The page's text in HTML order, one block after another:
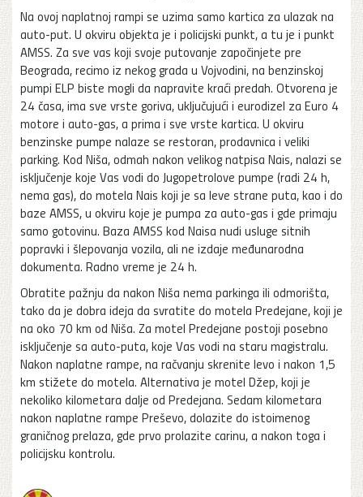
Na ovoj naplatnoj rampi se uzima samo kartica za ulazak na
auto-put. U okviru objekta je i policijski punkt, a tu je i punkt
AMSS. Za sve vas koji svoje putovanje započinjete pre
Beograda, recimo iz nekog grada u Vojvodini, na benzinskoj
pumpi ELP biste mogli da napravite kraći predah. Otvorena je
24 časa, ima sve vrste goriva, uključujući i eurodizel za Euro 4
motore i auto-gas, a prima i sve vrste kartica. U okviru
benzinske pumpe nalaze se restoran, prodavnica i veliki
parking. Kod Niša, odmah nakon velikog natpisa Nais, nalazi se
isključenje koje Vas vodi do Jugopetrolove pumpe (radi 24 h,
nema gas), do motela Nais koji je sa leve strane puta, kao i do
baze AMSS, u okviru koje je pumpa za auto-gas i gde primaju
samo gotovinu. Baza AMSS kod Naisa nudi usluge sitnih
popravki i šlepovanja vozila, ali ne izdaje međunarodna
dokumenta. Radno vreme je 24 h.
Obratite pažnju da nakon Niša nema parkinga ili odmorišta,
tako da je dobra ideja da svratite do motela Predejane, koji je
na oko 70 km od Niša. Za motel Predejane postoji posebno
isključenje sa auto-puta, koje Vas vodi na staru magistralu.
Nakon naplatne rampe, na račvanju skrenite levo i nakon 1,5
km stižete do motela. Alternativa je motel Džep, koji je
nekoliko kilometara dalje od Predejana. Sedam kilometara
nakon naplatne rampe Preševo, dolazite do istoimenog
graničnog prelaza, gde prvo prolazite carinu, a nakon toga i
policijsku kontrolu.